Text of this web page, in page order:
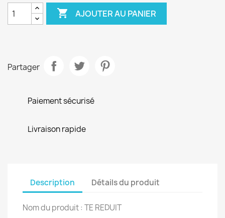
 AJOUTER AU PANIER
Partager
Paiement sécurisé
Livraison rapide
Description Détails du produit
Nom du produit : TE REDUIT